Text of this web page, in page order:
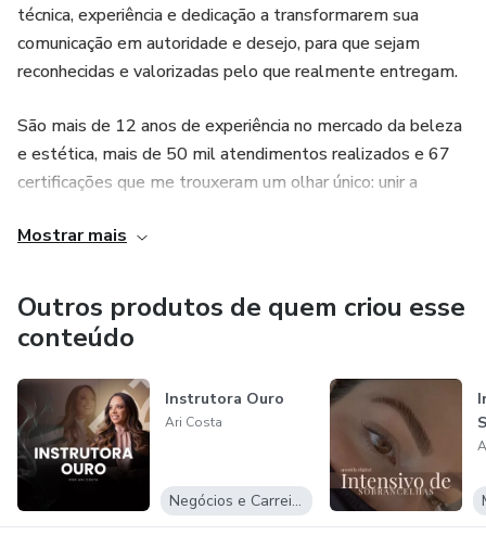
técnica, experiência e dedicação a transformarem sua
comunicação em autoridade e desejo, para que sejam
reconhecidas e valorizadas pelo que realmente entregam.
São mais de 12 anos de experiência no mercado da beleza
e estética, mais de 50 mil atendimentos realizados e 67
certificações que me trouxeram um olhar único: unir a
vidas impactadas em mais de 7 países.
Ao final, você terá confiança, técnica e clareza para atender
com excelência, oferecer resultados diferenciados e
crescer de forma consistente nesse mercado em plena
expansão
Mostrar mais
Outros produtos de quem criou esse
conteúdo
Instrutora Ouro
Ari Costa
Negócios e Carreira